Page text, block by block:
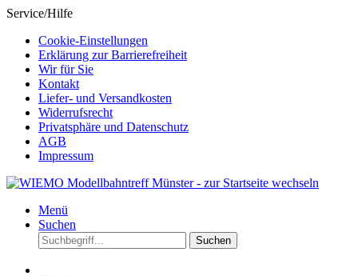
Service/Hilfe
Cookie-Einstellungen
Erklärung zur Barrierefreiheit
Wir für Sie
Kontakt
Liefer- und Versandkosten
Widerrufsrecht
Privatsphäre und Datenschutz
AGB
Impressum
Menü
Suchen
Suchen